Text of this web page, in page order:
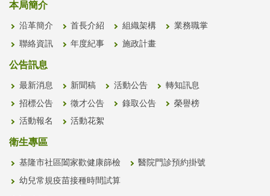
本局簡介
沿革簡介 首長介紹 組織架構 業務職掌
聯絡資訊 年度紀事 施政計畫
公告訊息
最新消息 新聞稿 活動公告 轉知訊息
招標公告 徵才公告 錄取公告 榮譽榜
活動報名 活動花絮
衛生專區
基隆市社區闔家歡健康篩檢 醫院門診預約掛號
幼兒常規疫苗接種時間試算